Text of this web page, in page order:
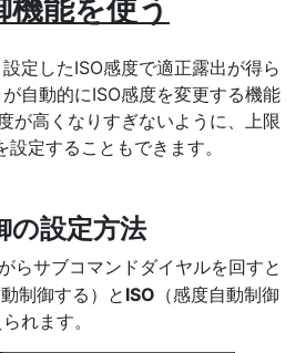
機能を使う
定したISO感度で適正露出が得ら
自動的にISO感度を変更する機能
が高くなりすぎないように、上限
定することもできます。
の設定方法
らサブコマンドダイヤルを回すと
動制御する）と ISO （感度自動制御
れます。